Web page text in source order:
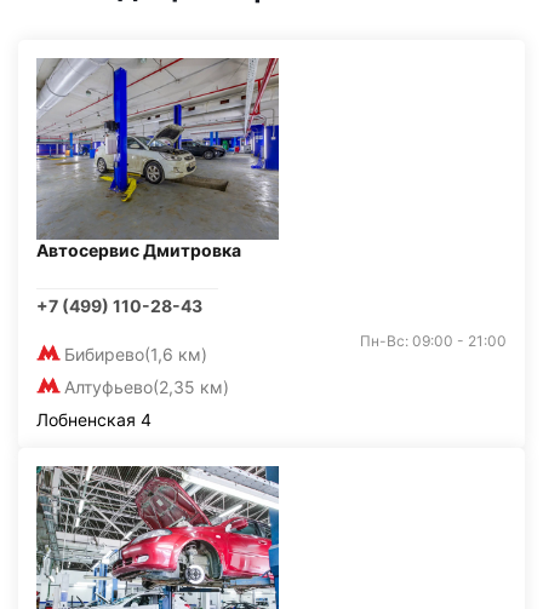
Автосервис Дмитровка
+7 (499) 110-28-43
Бибирево(1,6 км)
Алтуфьево(2,35 км)
Пн-Вс: 09:00 - 21:00
Лобненская 4